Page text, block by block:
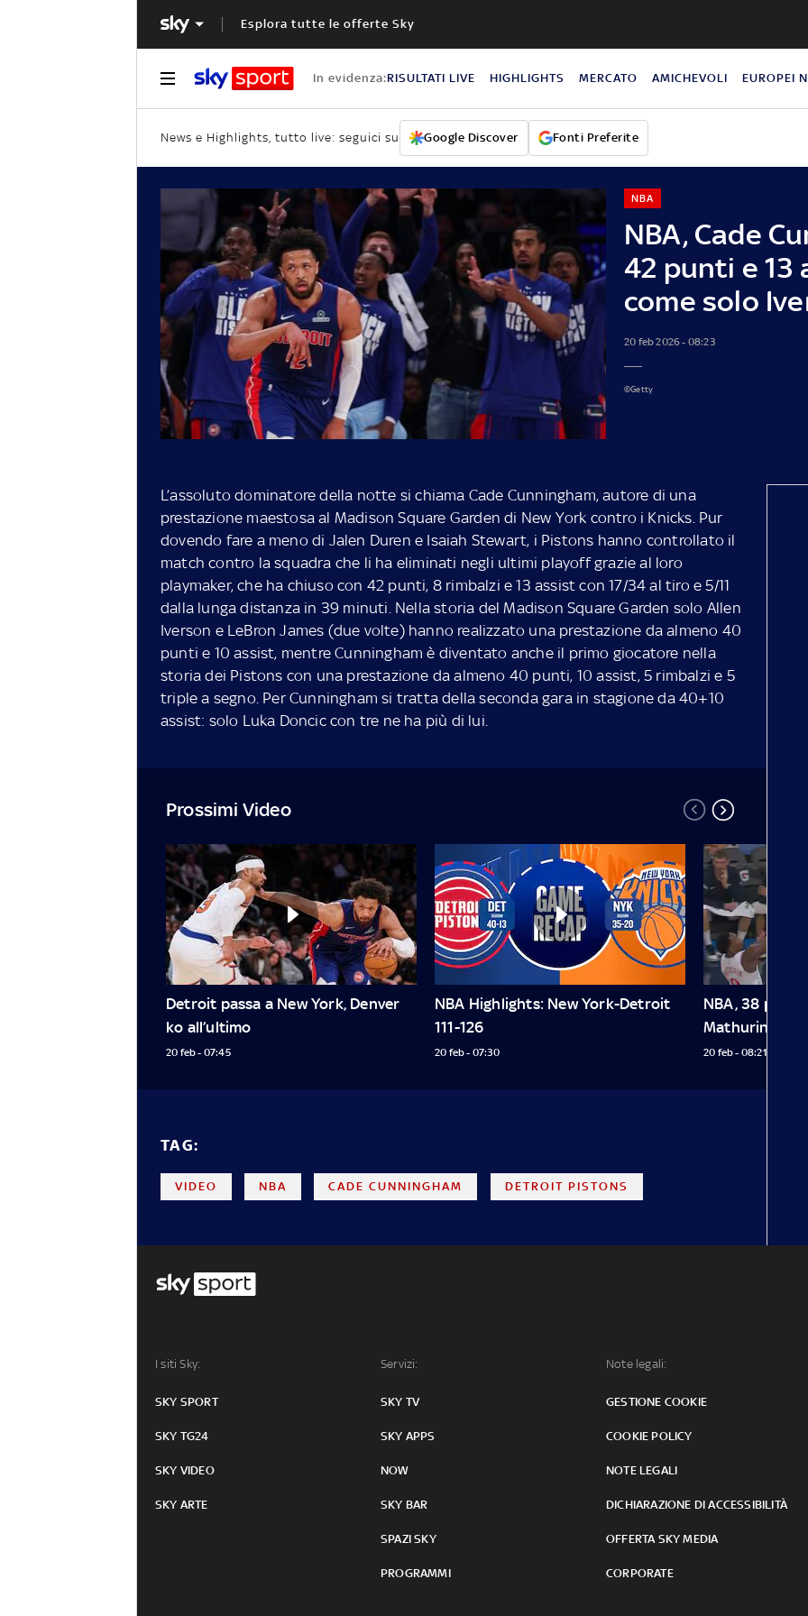
Esplora tutte le offerte Sky
In evidenza:RISULTATI LIVE HIGHLIGHTS MERCATO AMICHEVOLI EUROPEI
News e Highlights, tutto live: seguici su Google Discover Fonti Preferite
NBA, Cade
42 punti e 13
come solo
NBA
20 feb 2026 - 08:23
©Getty
L’assoluto dominatore della notte si chiama Cade Cunningham, autore di una
prestazione maestosa al Madison Square Garden di New York contro i Knicks. Pur
dovendo fare a meno di Jalen Duren e Isaiah Stewart, i Pistons hanno controllato il
match contro la squadra che li ha eliminati negli ultimi playoff grazie al loro
playmaker, che ha chiuso con 42 punti, 8 rimbalzi e 13 assist con 17/34 al tiro e 5/11
dalla lunga distanza in 39 minuti. Nella storia del Madison Square Garden solo Allen
Iverson e LeBron James (due volte) hanno realizzato una prestazione da almeno 40
punti e 10 assist, mentre Cunningham è diventato anche il primo giocatore nella
storia dei Pistons con una prestazione da almeno 40 punti, 10 assist, 5 rimbalzi e 5
triple a segno. Per Cunningham si tratta della seconda gara in stagione da 40+10
assist: solo Luka Doncic con tre ne ha più di lui.
Prossimi Video
Detroit passa a New York, Denver
ko all’ultimo
20 feb - 07:45
NBA Highlights: New York-Detroit
20 feb - 07:30
NBA, 38 punti
Mathurin
20 feb - 08:21
TAG:
VIDEO NBA CADE CUNNINGHAM DETROIT PISTONS
I siti Sky:
SKY SPORT
SKY TG24
SKY VIDEO
SKY ARTE
Servizi:
SKY TV
SKY APPS
NOW
SKY BAR
SPAZI SKY
PROGRAMMI
Note legali:
GESTIONE COOKIE
COOKIE POLICY
NOTE LEGALI
DICHIARAZIONE DI ACCESSIBILITÀ
OFFERTA SKY MEDIA
CORPORATE